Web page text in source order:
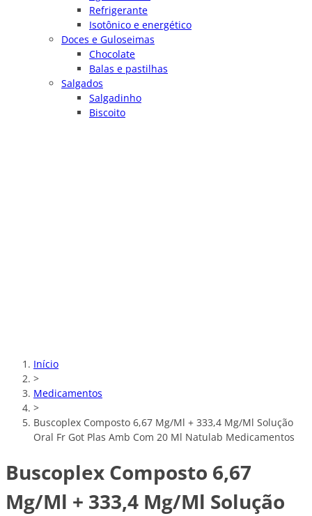
Refrigerante
Isotônico e energético
Doces e Guloseimas
Chocolate
Balas e pastilhas
Salgados
Salgadinho
Biscoito
Início
>
Medicamentos
>
Buscoplex Composto 6,67 Mg/Ml + 333,4 Mg/Ml Solução
Oral Fr Got Plas Amb Com 20 Ml Natulab Medicamentos
Buscoplex Composto 6,67
Mg/Ml + 333,4 Mg/Ml Solução